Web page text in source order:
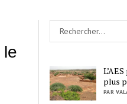
le
plus
PAR